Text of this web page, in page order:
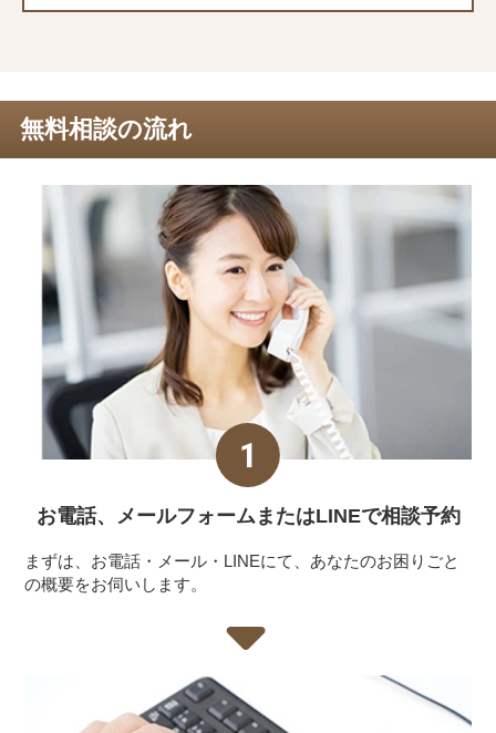
無料相談の流れ
お電話、メールフォームまたはLINEで相談予約
まずは、お電話・メール・LINEにて、あなたのお困りごと
の概要をお伺いします。